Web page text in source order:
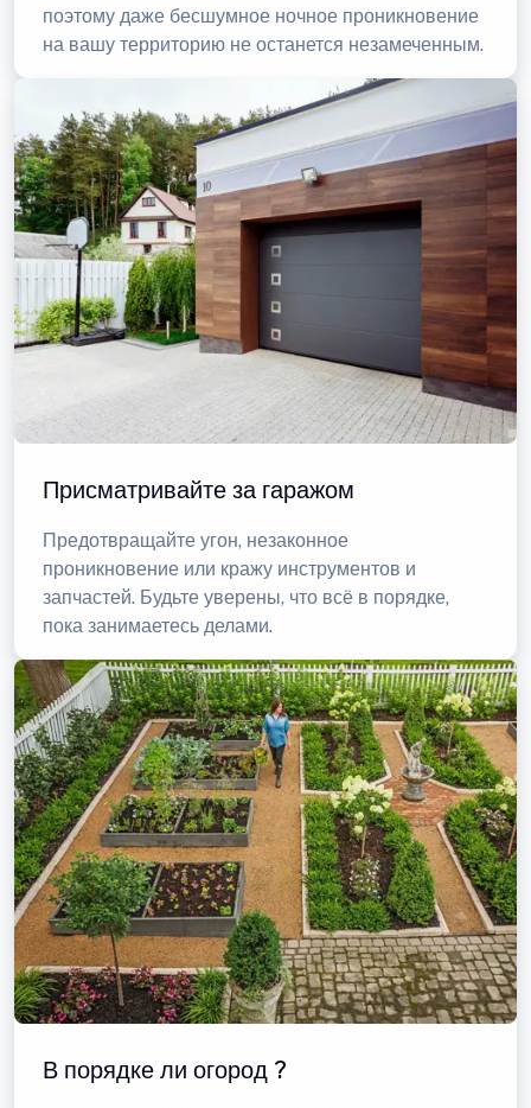
поэтому даже бесшумное ночное проникновение
на вашу территорию не останется незамеченным.
Присматривайте за гаражом
Предотвращайте угон, незаконное
проникновение или кражу инструментов и
запчастей. Будьте уверены, что всё в порядке,
пока занимаетесь делами.
В порядке ли огород ?